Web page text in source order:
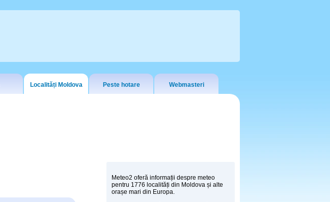
Localități Moldova Peste hotare Webmasteri
Meteo2 oferă informații despre meteo
pentru 1776 localități din Moldova și alte
orașe mari din Europa.